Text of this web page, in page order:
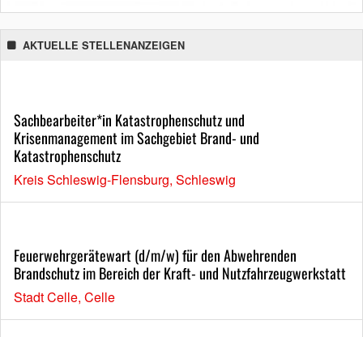
AKTUELLE STELLENANZEIGEN
Sachbearbeiter*in Katastrophenschutz und
Krisenmanagement im Sachgebiet Brand- und
Katastrophenschutz
Kreis Schleswig-Flensburg, Schleswig
Feuerwehrgerätewart (d/m/w) für den Abwehrenden
Brandschutz im Bereich der Kraft- und Nutzfahrzeugwerkstatt
Stadt Celle, Celle